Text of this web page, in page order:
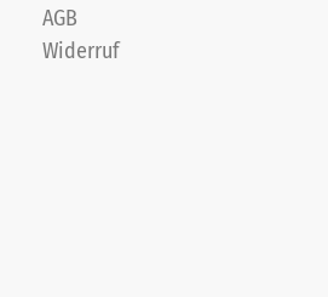
AGB
Widerruf